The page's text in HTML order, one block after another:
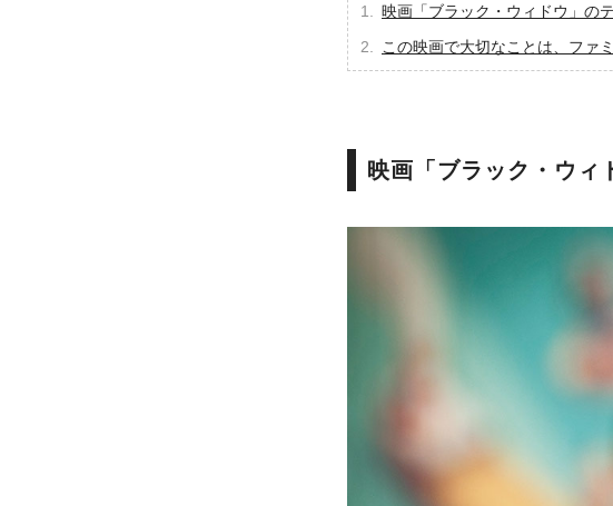
映画「ブラック・ウィドウ」の
この映画で大切なことは、ファ
映画「ブラック・ウィ